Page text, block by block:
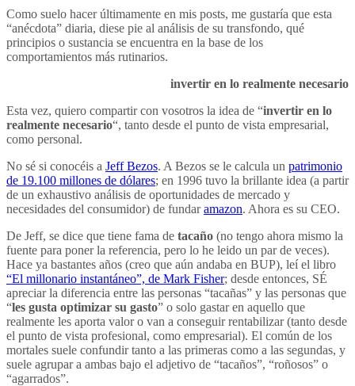
Como suelo hacer últimamente en mis posts, me gustaría que esta
“anécdota” diaria, diese pie al análisis de su transfondo, qué
principios o sustancia se encuentra en la base de los
comportamientos más rutinarios.
invertir en lo realmente necesario
Esta vez, quiero compartir con vosotros la idea de “invertir en lo
realmente necesario“, tanto desde el punto de vista empresarial,
como personal.
No sé si conocéis a Jeff Bezos. A Bezos se le calcula un patrimonio
de 19.100 millones de dólares; en 1996 tuvo la brillante idea (a partir
de un exhaustivo análisis de oportunidades de mercado y
necesidades del consumidor) de fundaramazon. Ahora es su CEO.
De Jeff, se dice que tiene fama de tacaño (no tengo ahora mismo la
fuente para poner la referencia, pero lo he leido un par de veces).
Hace ya bastantes años (creo que aún andaba en BUP), leí el libro
“El millonario instantáneo”, de Mark Fisher; desde entonces, SÉ
apreciar la diferencia entre las personas “tacañas” y las personas que
“les gusta optimizar su gasto” o solo gastar en aquello que
realmente les aporta valor o van a conseguir rentabilizar (tanto desde
el punto de vista profesional, como empresarial). El común de los
mortales suele confundir tanto a las primeras como a las segundas, y
suele agrupar a ambas bajo el adjetivo de “tacaños”, “roñosos” o
“agarrados”.